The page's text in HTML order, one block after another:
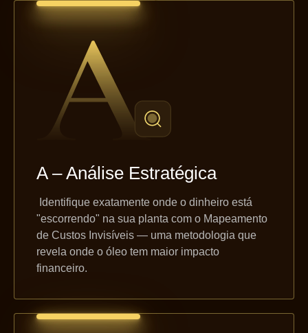
A – Análise Estratégica
Identifique exatamente onde o dinheiro está
"escorrendo" na sua planta com o Mapeamento
de Custos Invisíveis — uma metodologia que
revela onde o óleo tem maior impacto
financeiro.